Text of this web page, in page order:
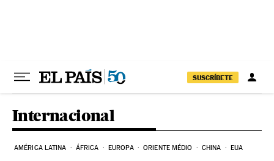
SUSCRÍBETE
Internacional
AMÉRICA LATINA ÁFRICA EUROPA ORIENTE MÉDIO CHINA EUA